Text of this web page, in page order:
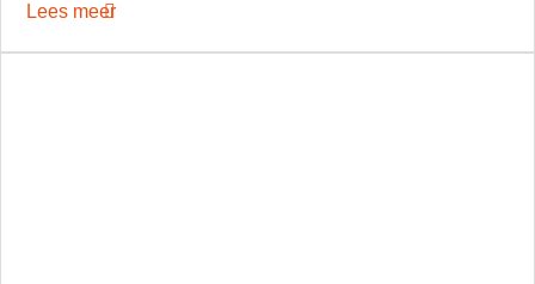
Lees meer